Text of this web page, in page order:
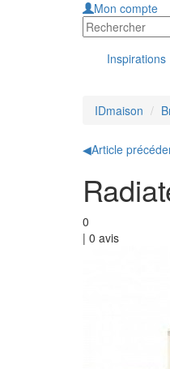
Mon compte
Inspirations
IDmaison
◀Article
0
| 0 avis